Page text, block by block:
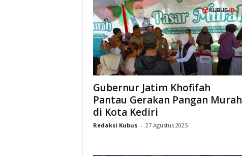
Gubernur Jatim Khofifah
Pantau Gerakan Pangan Murah
di Kota Kediri
Redaksi Kubus - 27 Agustus 2025